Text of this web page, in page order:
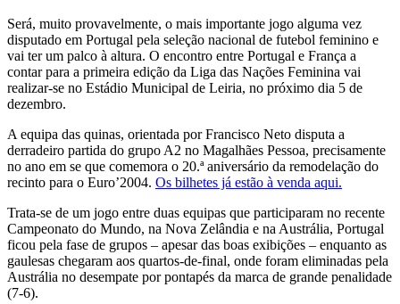
Será, muito provavelmente, o mais importante jogo alguma vez
disputado em Portugal pela seleção nacional de futebol feminino e
vai ter um palco à altura. O encontro entre Portugal e França a
contar para a primeira edição da Liga das Nações Feminina vai
realizar-se no Estádio Municipal de Leiria, no próximo dia 5 de
dezembro.
A equipa das quinas, orientada por Francisco Neto disputa a
derradeiro partida do grupo A2 no Magalhães Pessoa, precisamente
no ano em se que comemora o 20.ª aniversário da remodelação do
recinto para o Euro’2004. Os bilhetes já estão à venda aqui.
Trata-se de um jogo entre duas equipas que participaram no recente
Campeonato do Mundo, na Nova Zelândia e na Austrália, Portugal
ficou pela fase de grupos – apesar das boas exibições – enquanto as
gaulesas chegaram aos quartos-de-final, onde foram eliminadas pela
Austrália no desempate por pontapés da marca de grande penalidade
(7-6).